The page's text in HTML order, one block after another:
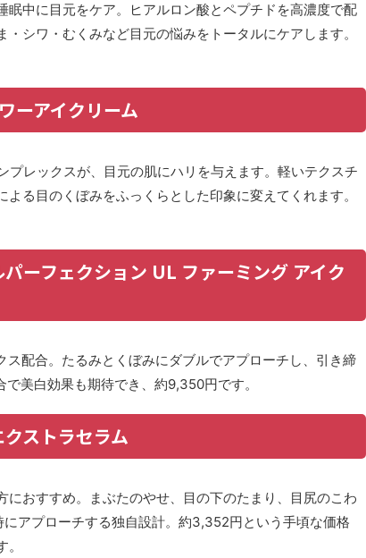
眠中に目元をケア。ヒアルロン酸とペプチドを高濃度で配
シワ・むくみなど目元の悩みをトータルにケアします。
ーアイクリーム
プレックスが、目元の肌にハリを与えます。軽いテクスチ
る目のくぼみをふっくらとした印象に変えてくれます。
ーフェクション UL ファーミング アイク
ス配合。たるみとくぼみにダブルでアプローチし、引き締
美白効果も期待でき、約9,350円です。
ストラセラム
におすすめ。まぶたのやせ、目の下のたまり、目尻のこわ
アプローチする独自設計。約3,352円という手頃な価格